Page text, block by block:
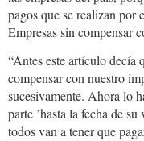
pagos que se realizan por
Empresas sin compensar
“Antes este artículo decía
compensar con nuestro
sucesivamente. Ahora lo
parte ’hasta la fecha de
todos van a tener que